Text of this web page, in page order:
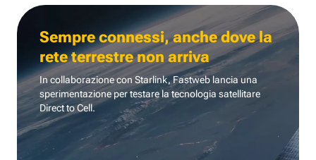
Sempre connessi, anche dove la
rete terrestre non arriva
In collaborazione con Starlink, Fastweb lancia una
sperimentazione per testare la tecnologia satellitare
Direct to Cell.